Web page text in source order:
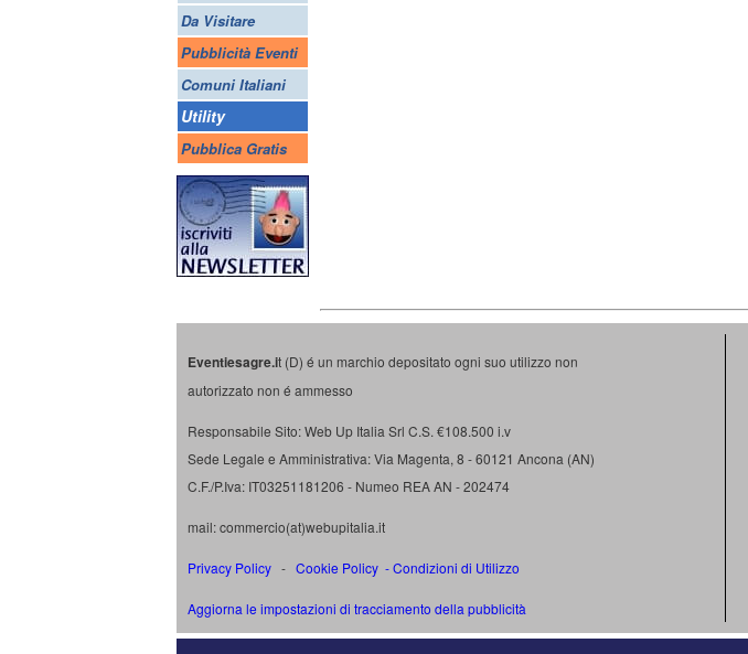
Da Visitare
Pubblicità Eventi
Comuni Italiani
Utility
Pubblica Gratis
Eventiesagre.it (D) é un marchio depositato ogni suo utilizzo non
autorizzato non é ammesso
Responsabile Sito: Web Up Italia Srl C.S. €108.500 i.v
Sede Legale e Amministrativa: Via Magenta, 8 - 60121 Ancona (AN)
C.F./P.Iva: IT03251181206 - Numeo REA AN - 202474
mail: commercio(at)webupitalia.it
Privacy Policy - Cookie Policy -Condizioni di Utilizzo
Aggiorna le impostazioni di tracciamento della pubblicità